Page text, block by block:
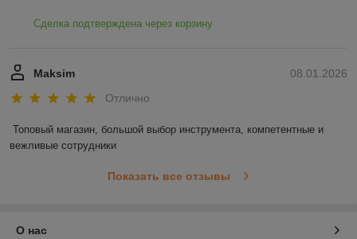
Сделка подтверждена через корзину
08.01.2026
Maksim
Отлично
Топовый магазин, большой выбор инструмента, компетентные и
вежливые сотрудники
Показать все отзывы
О нас